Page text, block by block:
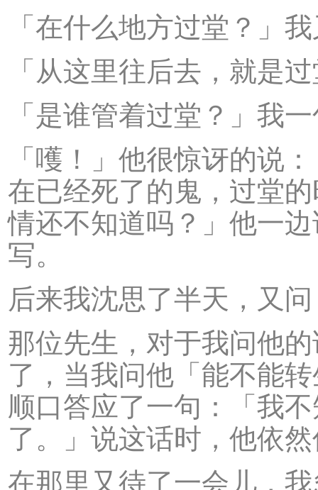
「在什么地方过堂？」
「从这里往后去，就是
「是谁管着过堂？」我
「嚄！」他很惊讶的说
在已经死了的鬼，过堂
情还不知道吗？」他一
写。
后来我沈思了半天，又
那位先生，对于我问他
了，当我问他「能不能
顺口答应了一句：「我
了。」说这话时，他依
在那里又待了一会儿，